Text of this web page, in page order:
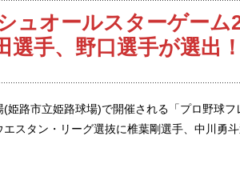
ュオールスターゲーム
選手、野口選手が選出！
姫路市立姫路球場)で開催される「プロ野球
スタン・リーグ選抜に椎葉剛選手、中川勇